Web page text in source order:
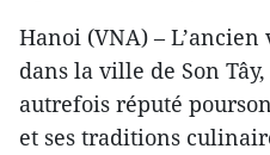
Hanoi (VNA) –
dans la ville de Son
autrefois réputé
et ses traditions